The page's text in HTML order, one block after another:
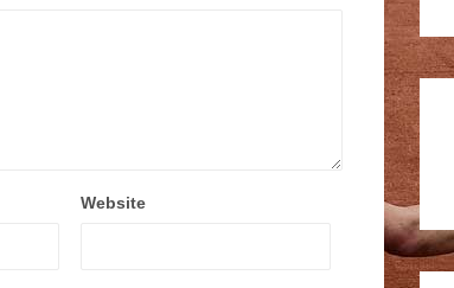
Website